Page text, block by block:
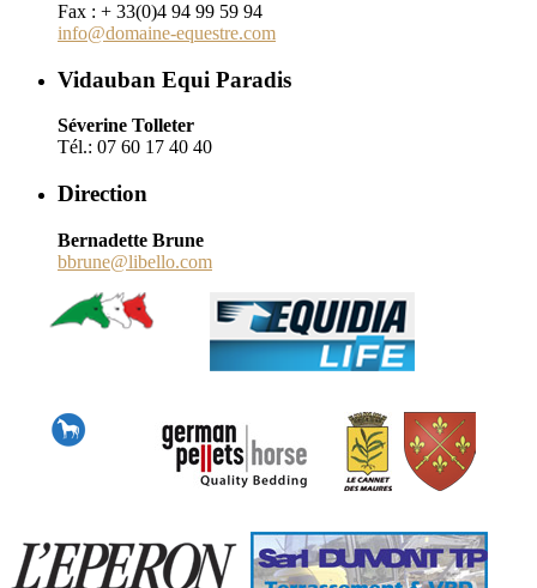
Fax : + 33(0)4 94 99 59 94
info@domaine-equestre.com
Vidauban Equi Paradis
Séverine Tolleter
Tél.: 07 60 17 40 40
Direction
Bernadette Brune
bbrune@libello.com